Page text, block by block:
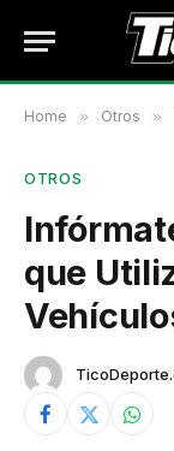
Home » Otros »
OTROS
que